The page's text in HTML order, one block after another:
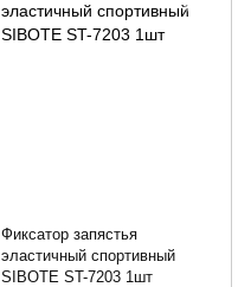
Фиксатор запястья
эластичный спортивный
SIBOTE ST-7203 1шт